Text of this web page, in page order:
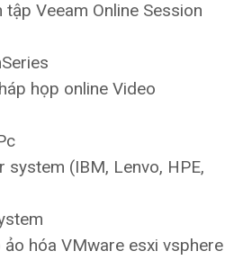
Veeam Online Session
họp online Video
(IBM, Lenvo, HPE,
hóa VMware esxi vsphere